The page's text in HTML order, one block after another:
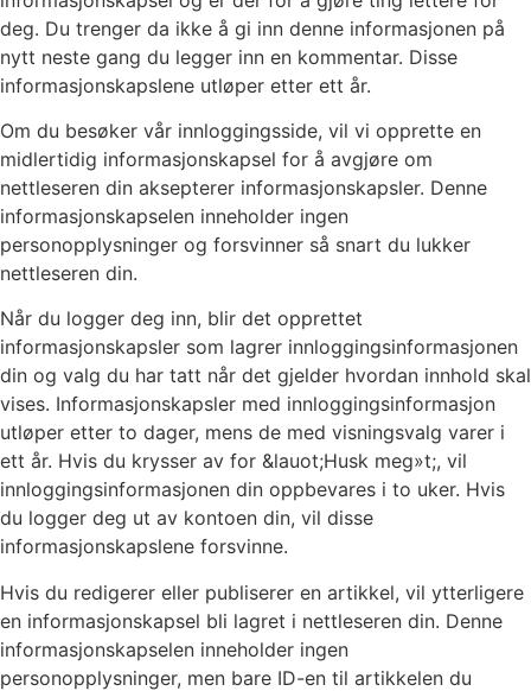
deg. Du trenger da ikke å gi inn denne informasjonen på
nytt neste gang du legger inn en kommentar. Disse
informasjonskapslene utløper etter ett år.
Om du besøker vår innloggingsside, vil vi opprette en
midlertidig informasjonskapsel for å avgjøre om
nettleseren din aksepterer informasjonskapsler. Denne
informasjonskapselen inneholder ingen
personopplysninger og forsvinner så snart du lukker
nettleseren din.
Når du logger deg inn, blir det opprettet
informasjonskapsler som lagrer innloggingsinformasjonen
din og valg du har tatt når det gjelder hvordan innhold skal
vises. Informasjonskapsler med innloggingsinformasjon
utløper etter to dager, mens de med visningsvalg varer i
ett år. Hvis du krysser av for &lauot;Husk meg»t;, vil
innloggingsinformasjonen din oppbevares i to uker. Hvis
du logger deg ut av kontoen din, vil disse
informasjonskapslene forsvinne.
Hvis du redigerer eller publiserer en artikkel, vil ytterligere
en informasjonskapsel bli lagret i nettleseren din. Denne
informasjonskapselen inneholder ingen
personopplysninger, men bare ID-en til artikkelen du